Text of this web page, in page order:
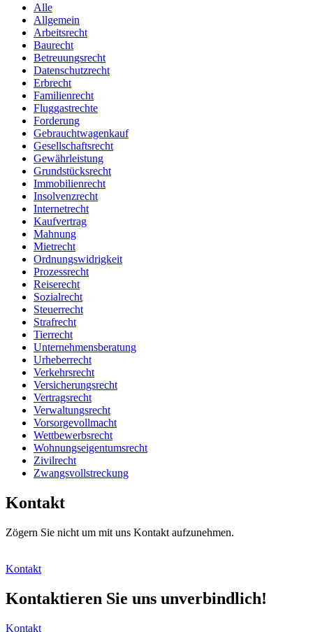
Alle
Allgemein
Arbeitsrecht
Baurecht
Betreuungsrecht
Datenschutzrecht
Erbrecht
Familienrecht
Fluggastrechte
Forderung
Gebrauchtwagenkauf
Gesellschaftsrecht
Gewährleistung
Grundstücksrecht
Immobilienrecht
Insolvenzrecht
Internetrecht
Kaufvertrag
Mahnung
Mietrecht
Ordnungswidrigkeit
Prozessrecht
Reiserecht
Sozialrecht
Steuerrecht
Strafrecht
Tierrecht
Unternehmensberatung
Urheberrecht
Verkehrsrecht
Versicherungsrecht
Vertragsrecht
Verwaltungsrecht
Vorsorgevollmacht
Wettbewerbsrecht
Wohnungseigentumsrecht
Zivilrecht
Zwangsvollstreckung
Kontakt
Zögern Sie nicht um mit uns Kontakt aufzunehmen.
Kontakt
Kontaktieren Sie uns unverbindlich!
Kontakt